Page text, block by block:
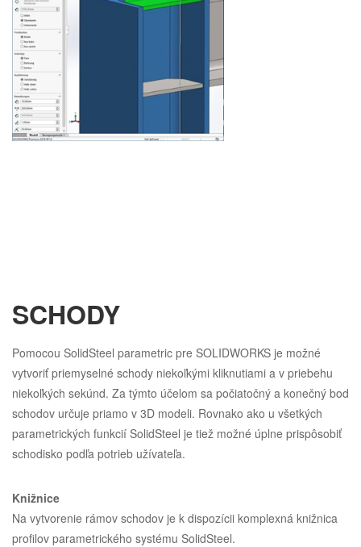
SCHODY
Pomocou SolidSteel parametric pre SOLIDWORKS je možné
vytvoriť priemyselné schody niekoľkými kliknutiami a v priebehu
niekoľkých sekúnd. Za týmto účelom sa počiatočný a konečný bod
schodov určuje priamo v 3D modeli. Rovnako ako u všetkých
parametrických funkcií SolidSteel je tiež možné úplne prispôsobiť
schodisko podľa potrieb užívateľa.
Knižnice
Na vytvorenie rámov schodov je k dispozícii komplexná knižnica
profilov parametrického systému SolidSteel.